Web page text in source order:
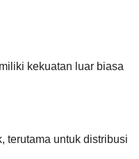
kekuatan luar biasa
terutama untuk distribusi